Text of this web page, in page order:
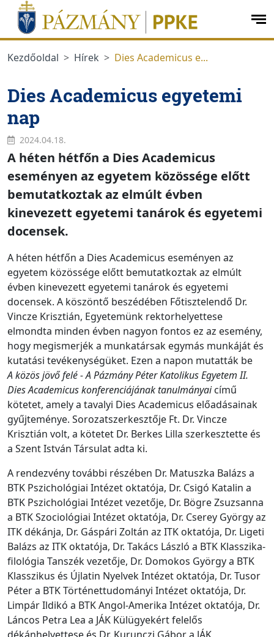
Ugrás a menüre
Ugrás a tartalomra
Kezdőoldal
Hírek Dies Academicus e...
Dies Academicus egyetemi
nap
2024.04.18.
A héten hétfőn a Dies Academicus
eseményen az egyetem közössége előtt
bemutatkoztak az elmúlt évben
kinevezett egyetemi tanárok és egyetemi
docensek.
A héten hétfőn a Dies Academicus eseményen az
egyetem közössége előtt bemutatkoztak az elmúlt
évben kinevezett egyetemi tanárok és egyetemi
docensek. A köszöntő beszédében Főtisztelendő Dr.
Vincze Krisztián, Egyetemünk rektorhelyettese
elmondta minden évben nagyon fontos ez az esemény,
hogy megismerjék a munkatársak egymás munkáját és
kutatási tevékenységüket. Ezen a napon mutatták be
A közös jövő felé - A Pázmány Péter Katolikus Egyetem II.
Dies Academicus konferenciájának tanulmányaicímű
kötetet, amely a tavalyi Dies Academicus előadásainak
gyűjteménye. Sorozatszerkesztője Ft. Dr. Vincze
Krisztián volt, a kötetet Dr. Berkes Lilla szerkesztette és
a Szent István Társulat adta ki.
A rendezvény további részében Dr. Matuszka Balázs a
BTK Pszichológiai Intézet oktatója, Dr. Csigó Katalin a
BTK Pszichológiai Intézet vezetője, Dr. Bögre Zsuzsanna
a BTK Szociológiai Intézet oktatója, Dr. Cserey György az
ITK dékánja, Dr. Gáspári Zoltán az ITK oktatója, Dr. Ligeti
Balázs az ITK oktatója, Dr. Takács László a BTK Klasszika-
filológia Tanszék vezetője, Dr. Domokos György a BTK
Klasszikus és Újlatin Nyelvek Intézet oktatója, Dr. Tusor
Péter a BTK Történettudományi Intézet oktatója, Dr.
Limpár Ildikó a BTK Angol-Amerika Intézet oktatója, Dr.
Láncos Petra Lea a JÁK Külügyekért felelős